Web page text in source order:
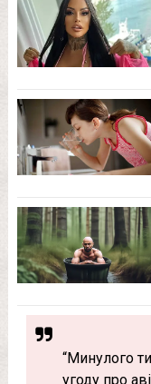
“Минулого
угоду про